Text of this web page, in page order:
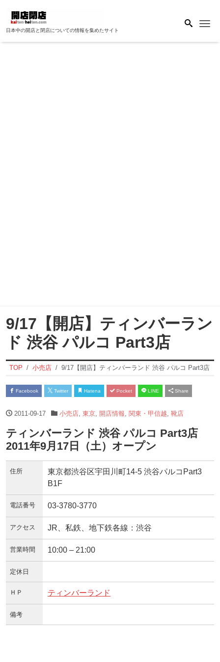
日本中の開店と閉店についての情報を集めたサイト
9/17【開店】ティンバーラン
ド 渋谷 パルコ Part3店
TOP 小売店 9/17【開店】ティンバーランド 渋谷 パルコ Part3店
Facebook Twitter Hatena Pocket LINE Share
2011-09-17 小売店, 東京, 開店情報 関東・甲信越 靴店
ティンバーランド 渋谷 パルコ Part3店
2011年9月17日（土）オープン
住所
東京都渋谷区宇田川町14-5 渋谷パルコPart3
B1F
電話番号 03-3780-3770
アクセス JR、私鉄、地下鉄各線：渋谷
営業時間 10:00 – 21:00
定休日
ＨＰ ティンバーランド
備考